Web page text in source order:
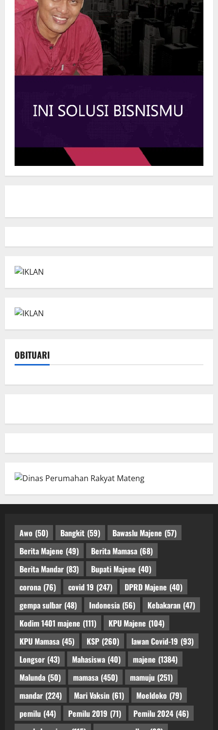
OBITUARI
Awo (50) Bangkit (59) Bawaslu Majene (57)
Berita Majene (49) Berita Mamasa (68)
Berita Mandar (83) Bupati Majene (40)
corona (76) covid 19 (247) DPRD Majene (40)
gempa sulbar (48) Indonesia (56) Kebakaran (47)
Kodim 1401 majene (111) KPU Majene (104)
KPU Mamasa (45) KSP (260) lawan Covid-19 (93)
Longsor (43) Mahasiswa (40) majene (1384)
Malunda (50) mamasa (450) mamuju (251)
mandar (224) Mari Vaksin (61) Moeldoko (79)
pemilu (44) Pemilu 2019 (71) Pemilu 2024 (46)